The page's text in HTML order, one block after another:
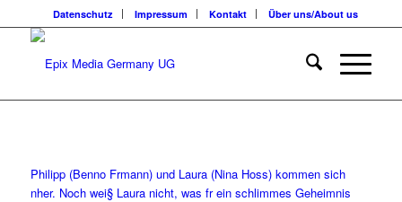
Datenschutz Impressum Kontakt Über uns/About us
Philipp (Benno Frmann) und Laura (Nina Hoss) kommen sich
nher. Noch wei§ Laura nicht, was fr ein schlimmes Geheimnis